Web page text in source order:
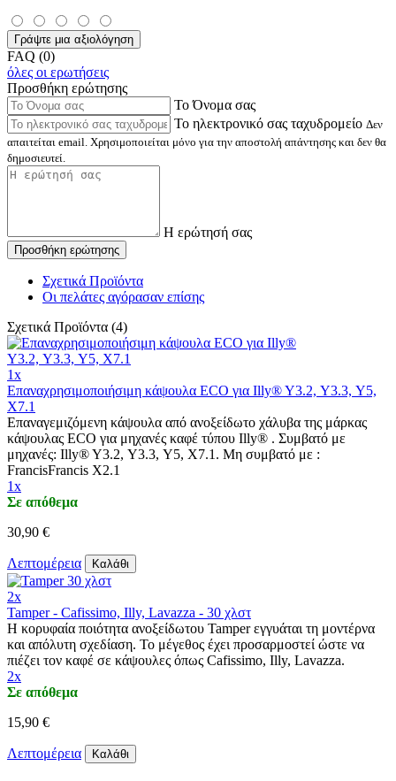
Γράψτε μια αξιολόγηση
FAQ (0)
όλες οι ερωτήσεις
Προσθήκη ερώτησης
Το Όνομα σας
Το ηλεκτρονικό σας ταχυδρομείο Δεν
απαιτείται email. Χρησιμοποιείται μόνο για την αποστολή απάντησης και δεν θα
δημοσιευτεί.
Η ερώτησή σας
Προσθήκη ερώτησης
Σχετικά Προϊόντα
Οι πελάτες αγόρασαν επίσης
Σχετικά Προϊόντα (4)
1x
Επαναχρησιμοποιήσιμη κάψουλα ECO για Illy® Y3.2, Y3.3, Y5,
X7.1
Επαναγεμιζόμενη κάψουλα από ανοξείδωτο χάλυβα της μάρκας
κάψουλας ECO για μηχανές καφέ τύπου Illy® . Συμβατό με
μηχανές: Illy® Y3.2, Y3.3, Y5, X7.1. Μη συμβατό με :
FrancisFrancis X2.1
1x
Σε απόθεμα
30,90 €
Λεπτομέρεια Καλάθι
2x
Tamper - Cafissimo, Illy, Lavazza - 30 χλστ
Η κορυφαία ποιότητα ανοξείδωτου Tamper εγγυάται τη μοντέρνα
και απόλυτη σχεδίαση. Το μέγεθος έχει προσαρμοστεί ώστε να
πιέζει τον καφέ σε κάψουλες όπως Cafissimo, Illy, Lavazza.
2x
Σε απόθεμα
15,90 €
Λεπτομέρεια Καλάθι